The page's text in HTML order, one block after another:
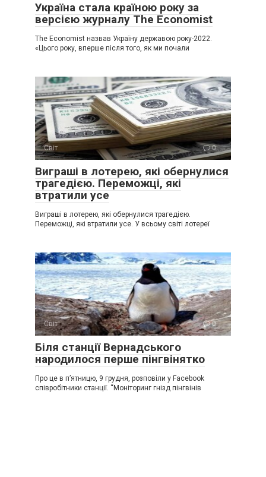
Україна стала країною року за
версією журналу The Economist
The Economist назвав Україну державою року-2022.
«Цього року, вперше після того, як ми почали
Світ 0
Виграші в лотерею, які обернулися
трагедією. Переможці, які
втратили усе
Виграші в лотерею, які обернулися трагедією.
Переможці, які втратили усе. У всьому світі лотереї
Світ 0
Біля станції Вернадського
народилося перше пінгвінятко
Про це в п’ятницю, 9 грудня, розповіли у Facebook
співробітники станції. “Моніторинг гнізд пінгвінів